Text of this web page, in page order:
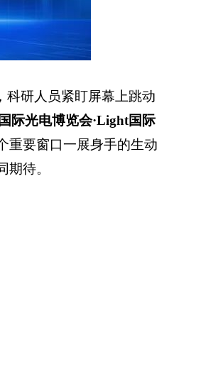
科研人员紧盯屏幕上跳动
际光电博览会·Light国际
重要窗口一展身手的生动
待。